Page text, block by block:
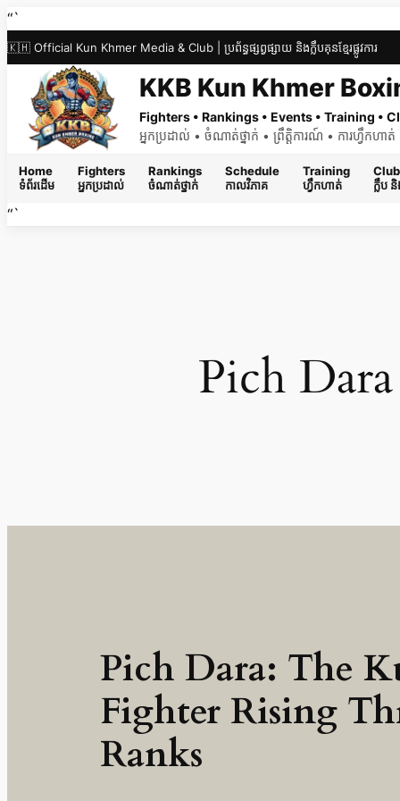
Skip
to
content
“`
🇰🇭 Official Kun Khmer Media & Club | ប្រព័ន្ធផ្សព្វផ្សាយ និងក្លឹបគុនខ្មែរផ្លូវការ
KKB Kun Khmer
Fighters • Rankings • Events • Training •
អ្នកប្រដាល់ • ចំណាត់ថ្នាក់ • ព្រឹត្តិការណ៍ • ការហ្វឹកហ
Home
ទំព័រដើម
Fighters
អ្នកប្រដាល់
Rankings
ចំណាត់ថ្នាក់
Schedule
កាលវិភាគ
Training
ហ្វឹកហាត់
ក្លឹប
“`
Pich
Pich Dara: The
Fighter Rising
Ranks